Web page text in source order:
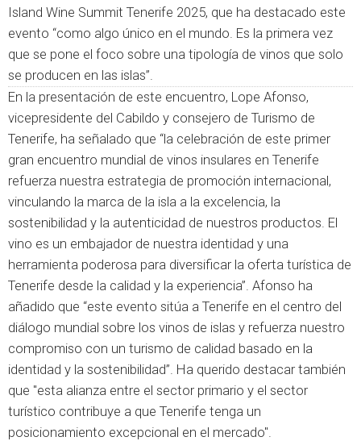
Island Wine Summit Tenerife 2025, que ha destacado este
evento “como algo único en el mundo. Es la primera vez
que se pone el foco sobre una tipología de vinos que solo
se producen en las islas”.
En la presentación de este encuentro, Lope Afonso,
vicepresidente del Cabildo y consejero de Turismo de
Tenerife, ha señalado que “la celebración de este primer
gran encuentro mundial de vinos insulares en Tenerife
refuerza nuestra estrategia de promoción internacional,
vinculando la marca de la isla a la excelencia, la
sostenibilidad y la autenticidad de nuestros productos. El
vino es un embajador de nuestra identidad y una
herramienta poderosa para diversificar la oferta turística de
Tenerife desde la calidad y la experiencia”. Afonso ha
añadido que “este evento sitúa a Tenerife en el centro del
diálogo mundial sobre los vinos de islas y refuerza nuestro
compromiso con un turismo de calidad basado en la
identidad y la sostenibilidad”. Ha querido destacar también
que "esta alianza entre el sector primario y el sector
turístico contribuye a que Tenerife tenga un
posicionamiento excepcional en el mercado".